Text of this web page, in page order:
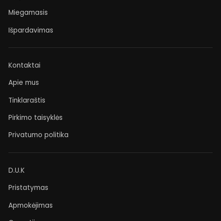
Miegamasis
Išpardavimas
Kontaktai
Apie mus
Tinklaraštis
Pirkimo taisyklės
Privatumo politika
D.U.K
Pristatymas
Apmokėjimas